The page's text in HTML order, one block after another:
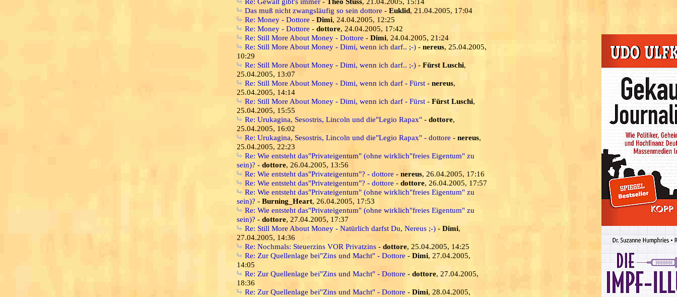
Das muß nicht zwangsläufig so sein dottore - Euklid, 21.04.2005, 17:04
Re: Money - Dottore - Dimi, 24.04.2005, 12:25
Re: Money - Dottore - dottore, 24.04.2005, 17:42
Re: Still More About Money - Dottore - Dimi, 24.04.2005, 21:24
Re: Still More About Money - Dimi, wenn ich darf.. ;-) - nereus, 25.04.2005,
10:29
Re: Still More About Money - Dimi, wenn ich darf.. ;-) - Fürst Luschi,
25.04.2005, 13:07
Re: Still More About Money - Dimi, wenn ich darf - Fürst - nereus,
25.04.2005, 14:14
Re: Still More About Money - Dimi, wenn ich darf - Fürst - Fürst Luschi,
25.04.2005, 15:55
Re: Urukagina, Sesostris, Lincoln und die"Legio Rapax" - dottore,
25.04.2005, 16:02
Re: Urukagina, Sesostris, Lincoln und die"Legio Rapax" - dottore - nereus,
25.04.2005, 22:23
Re: Wie entsteht das"Privateigentum" (ohne wirklich"freies Eigentum" zu
sein)? - dottore, 26.04.2005, 13:56
Re: Wie entsteht das"Privateigentum"? - dottore - nereus, 26.04.2005, 17:16
Re: Wie entsteht das"Privateigentum"? - dottore - dottore, 26.04.2005, 17:57
Re: Wie entsteht das"Privateigentum" (ohne wirklich"freies Eigentum" zu
sein)? - Burning_Heart, 26.04.2005, 17:53
Re: Wie entsteht das"Privateigentum" (ohne wirklich"freies Eigentum" zu
sein)? - dottore, 27.04.2005, 17:37
Re: Still More About Money - Natürlich darfst Du, Nereus ;-) - Dimi,
27.04.2005, 14:36
Re: Nochmals: Steuerzins VOR Privatzins - dottore, 25.04.2005, 14:25
Re: Zur Quellenlage bei"Zins und Macht" - Dottore - Dimi, 27.04.2005,
14:05
Re: Zur Quellenlage bei"Zins und Macht" - Dottore - dottore, 27.04.2005,
18:36
Re: Zur Quellenlage bei"Zins und Macht" - Dottore - Dimi, 28.04.2005,